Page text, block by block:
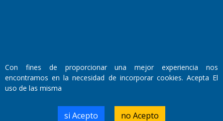
Domicilio Legal: José Ingenieros 855,
Santa Rosa, La Pampa.
RL-2019-55551274-APN-DNDA#MJ
Con fines de proporcionar una mejor experiencia nos
encontramos en la necesidad de incorporar cookies. Acepta El
uso de las misma
si Acepto no Acepto